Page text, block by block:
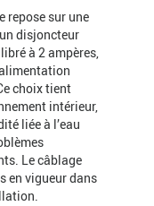
repose sur une
disjoncteur
à 2 ampères,
choix tient
intérieur,
liée à l’eau
Le câblage
en vigueur dans